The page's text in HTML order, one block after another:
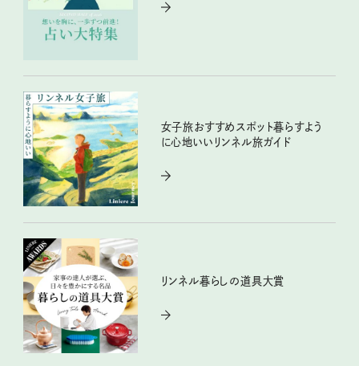
女子旅おすすめスポット暮らすよう
に心地いいリンネル旅ガイド
リンネル暮らしの道具大賞